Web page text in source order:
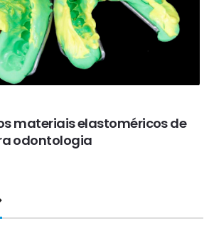
materiais elastoméricos de
odontologia